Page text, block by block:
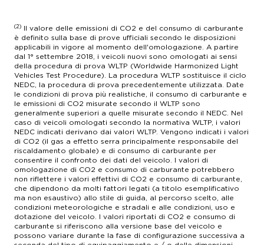
(2) Il valore delle emissioni di CO2 e del consumo di carburante
è definito sulla base di prove ufficiali secondo le disposizioni
applicabili in vigore al momento dell'omologazione. A partire
dal 1° settembre 2018, i veicoli nuovi sono omologati ai sensi
della procedura di prova WLTP (Worldwide Harmonized Light
Vehicles Test Procedure). La procedura WLTP sostituisce il ciclo
NEDC, la procedura di prova precedentemente utilizzata. Date
le condizioni di prova più realistiche, il consumo di carburante e
le emissioni di CO2 misurate secondo il WLTP sono
generalmente superiori a quelle misurate secondo il NEDC. Nel
caso di veicoli omologati secondo la normativa WLTP, i valori
NEDC indicati derivano dai valori WLTP. Vengono indicati i valori
di CO2 (il gas a effetto serra principalmente responsabile del
riscaldamento globale) e di consumo di carburante per
consentire il confronto dei dati del veicolo. I valori di
omologazione di CO2 e consumo di carburante potrebbero
non riflettere i valori effettivi di CO2 e consumo di carburante,
che dipendono da molti fattori legati (a titolo esemplificativo
ma non esaustivo) allo stile di guida, al percorso scelto, alle
condizioni meteorologiche e stradali e alle condizioni, uso e
dotazione del veicolo. I valori riportati di CO2 e consumo di
carburante si riferiscono alla versione base del veicolo e
possono variare durante la fase di configurazione successiva a